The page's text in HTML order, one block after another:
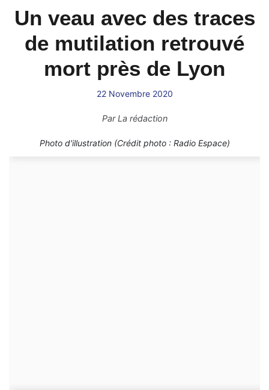
Un veau avec des traces
de mutilation retrouvé
mort près de Lyon
22 Novembre 2020
ParLa rédaction
Photo d'illustration (Crédit photo : Radio Espace)